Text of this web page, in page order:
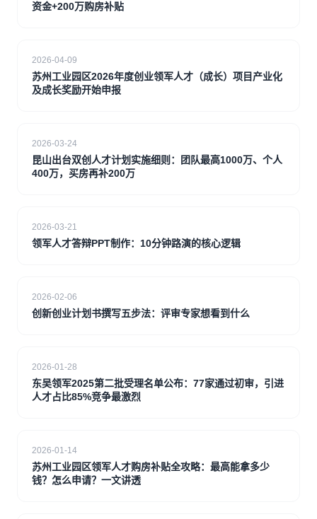
资金+200万购房补贴
2026-04-09
苏州工业园区2026年度创业领军人才（成长）项目产业化
及成长奖励开始申报
2026-03-24
昆山出台双创人才计划实施细则：团队最高1000万、个人
400万，买房再补200万
2026-03-21
领军人才答辩PPT制作：10分钟路演的核心逻辑
2026-02-06
创新创业计划书撰写五步法：评审专家想看到什么
2026-01-28
东吴领军2025第二批受理名单公布：77家通过初审，引进
人才占比85%竞争最激烈
2026-01-14
苏州工业园区领军人才购房补贴全攻略：最高能拿多少
钱？怎么申请？一文讲透